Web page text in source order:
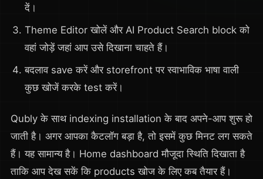
दें।
Theme Editor खोलें और AI Product Search block को
वहां जोड़ें जहां आप उसे दिखाना चाहते हैं।
बदलाव save करें और storefront पर स्वाभाविक भाषा वाली
कुछ खोजें करके test करें।
Qubly के साथ indexing installation के बाद अपने-आप शुरू हो
जाती है। अगर आपका कैटलॉग बड़ा है, तो इसमें कुछ मिनट लग सकते
हैं। यह सामान्य है। Home dashboard मौजूदा स्थिति दिखाता है
ताकि आप देख सकें कि products खोज के लिए कब तैयार हैं।